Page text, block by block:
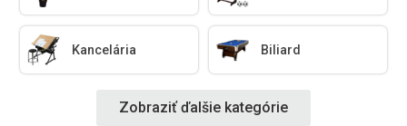
Kancelária Biliard
Zobraziť ďalšie kategórie